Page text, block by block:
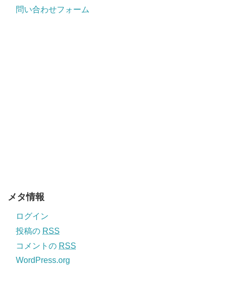
問い合わせフォーム
メタ情報
ログイン
投稿の RSS
コメントの RSS
WordPress.org